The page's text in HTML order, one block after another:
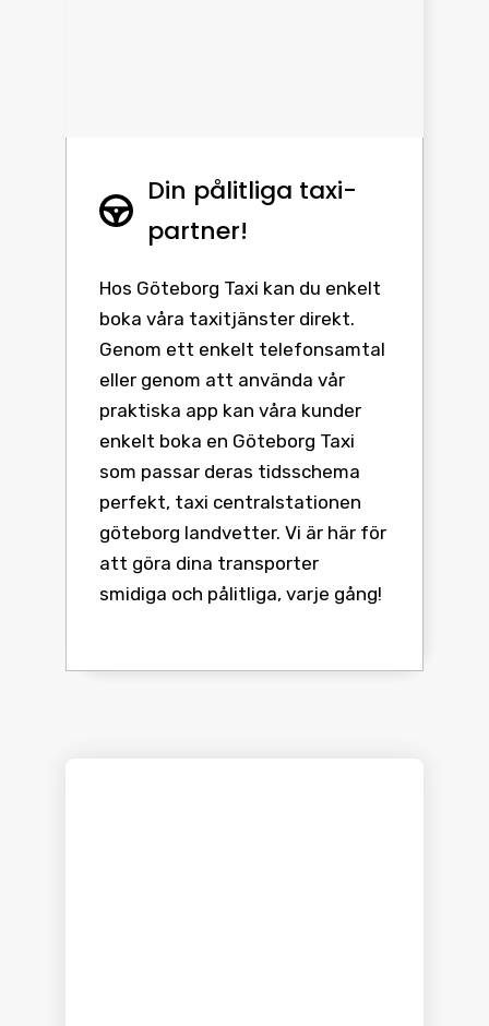
Din pålitliga taxi-
partner!
Hos Göteborg Taxi kan du enkelt
boka våra taxitjänster direkt.
Genom ett enkelt telefonsamtal
eller genom att använda vår
praktiska app kan våra kunder
enkelt boka en Göteborg Taxi
som passar deras tidsschema
perfekt, taxi centralstationen
göteborg landvetter. Vi är här för
att göra dina transporter
smidiga och pålitliga, varje gång!